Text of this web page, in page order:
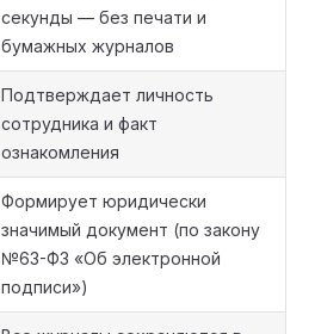
секунды — без печати и
бумажных журналов
Подтверждает личность
сотрудника и факт
ознакомления
Формирует юридически
значимый документ (по закону
№63-ФЗ «Об электронной
подписи»)